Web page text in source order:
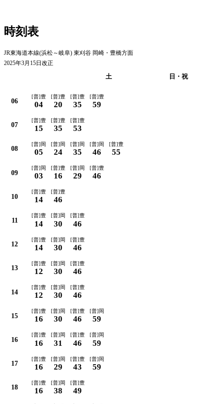
時刻表
JR東海道本線(浜松～岐阜) 東刈谷 岡崎・豊橋方面
2025年3月15日改正
土 日・祝
06
[普]豊
04
[普]豊
20
[普]豊
35
[普]豊
59
07
[普]豊
15
[普]豊
35
[普]豊
53
08
[普]岡
05
[普]岡
24
[普]岡
35
[普]岡
46
[普]豊
55
09
[普]岡
03
[普]豊
16
[普]岡
29
[普]豊
46
10
[普]豊
14
[普]豊
46
11
[普]豊
14
[普]岡
30
[普]豊
46
12
[普]豊
14
[普]岡
30
[普]豊
46
13
[普]豊
12
[普]岡
30
[普]豊
46
14
[普]豊
12
[普]岡
30
[普]豊
46
15
[普]豊
16
[普]岡
30
[普]豊
46
[普]岡
59
16
[普]豊
16
[普]岡
31
[普]豊
46
[普]岡
59
17
[普]豊
16
[普]岡
29
[普]豊
43
[普]岡
59
18
[普]豊
16
[普]岡
38
[普]豊
49